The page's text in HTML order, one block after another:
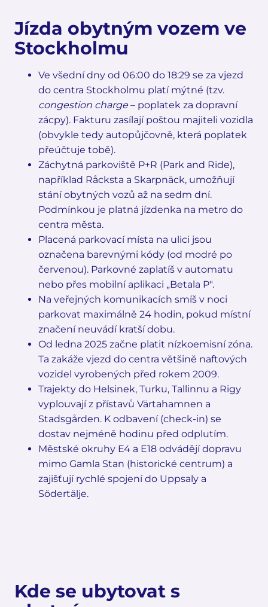
Jízda obytným vozem ve
Stockholmu
Ve všední dny od 06:00 do 18:29 se za vjezd
do centra Stockholmu platí mýtné (tzv.
congestion charge– poplatek za dopravní
zácpy). Fakturu zasílají poštou majiteli vozidla
(obvykle tedy autopůjčovně, která poplatek
přeúčtuje tobě).
Záchytná parkoviště P+R (Park and Ride),
například Råcksta a Skarpnäck, umožňují
stání obytných vozů až na sedm dní.
Podmínkou je platná jízdenka na metro do
centra města.
Placená parkovací místa na ulici jsou
označena barevnými kódy (od modré po
červenou). Parkovné zaplatíš v automatu
nebo přes mobilní aplikaci „Betala P".
Na veřejných komunikacích smíš v noci
parkovat maximálně 24 hodin, pokud místní
značení neuvádí kratší dobu.
Od ledna 2025 začne platit nízkoemisní zóna.
Ta zakáže vjezd do centra většině naftových
vozidel vyrobených před rokem 2009.
Trajekty do Helsinek, Turku, Tallinnu a Rigy
vyplouvají z přístavů Värtahamnen a
Stadsgården. K odbavení (check-in) se
dostav nejméně hodinu před odplutím.
Městské okruhy E4 a E18 odvádějí dopravu
mimo Gamla Stan (historické centrum) a
zajišťují rychlé spojení do Uppsaly a
Södertälje.
Kde se ubytovat s